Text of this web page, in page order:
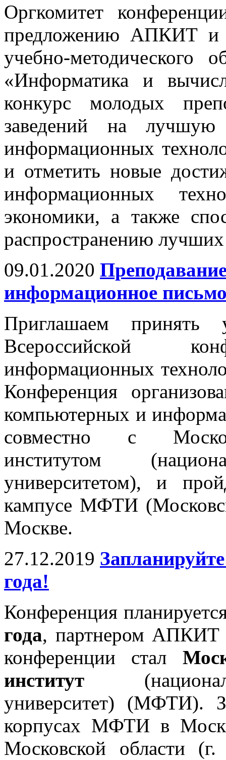
Оргкомитет
предложению АПКИТ и
учебно-
«Информатика и
конкурс молодых
заведений на
информационных
и отметить новые
информационных
экономики, а также
распространению
09.01.2020
информационное
Приглашаем
Всероссийской
информационных
Конференция
компьютерных и
совместно с
институтом
университетом), и
кампусе МФТИ
Москве.
27.12.2019
года!
Конференция
года, партнером АПКИТ
конференции стал
институт
университет) (МФТИ).
корпусах МФТИ в
Московской области